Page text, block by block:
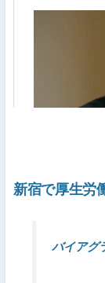
新宿で厚生労
バイアグ